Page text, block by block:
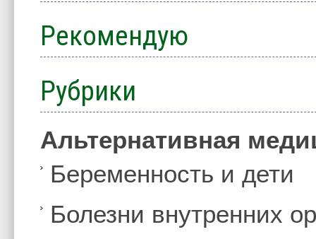
Рекомендую
Рубрики
Альтернативная
Беременность и дети
Болезни внутренних